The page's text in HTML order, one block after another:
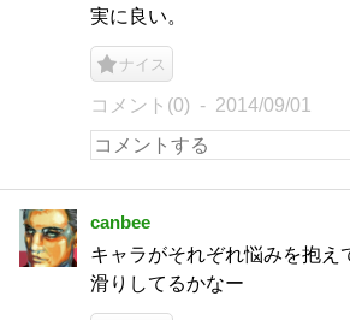
実に良い。
ナイス
コメント(0) 2014/09/01
canbee
キャラがそれぞれ悩みを抱え
滑りしてるかなー